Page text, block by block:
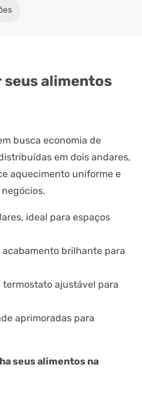
seus alimentos
busca economia de
em dois andares,
aquecimento uniforme e
ideal para espaços
brilhante para
ajustável para
aprimoradas para
seus alimentos na